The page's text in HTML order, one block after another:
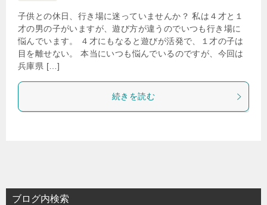
子供との休日、行き場に迷っていませんか？ 私は４才と１
才の男の子がいますが、遊び方が違うのでいつも行き場に
悩んでいます。 ４才にもなると遊びが活発で、１才の子は
目を離せない。 本当にいつも悩んでいるのですが、今回は
兵庫県 […]
続きを読む
ブログ内検索